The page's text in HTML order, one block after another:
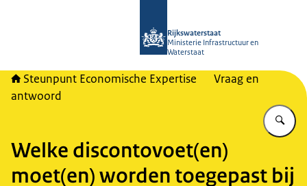
Rijkswaterstaat
Ministerie Infrastructuur en
Waterstaat
Steunpunt Economische Expertise
Vraag en
antwoord
Welke discontovoet(en)
moet(en) worden toegepast bij